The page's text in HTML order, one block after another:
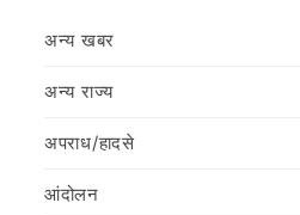
अन्य खबर
अन्य राज्य
अपराध/हादसे
आंदोलन